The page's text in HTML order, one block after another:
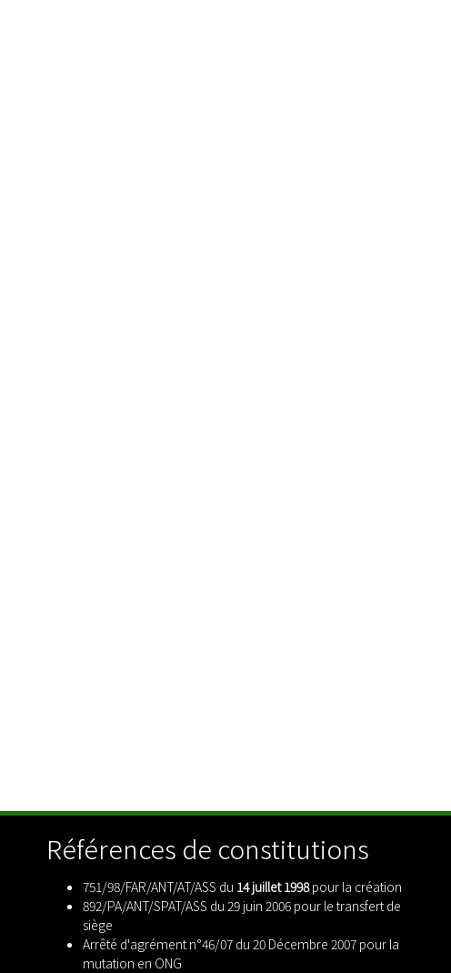
Références de constitutions
751/98/FAR/ANT/AT/ASS du 14 juillet 1998pour la création
892/PA/ANT/SPAT/ASS du 29 juin 2006 pour le transfert de
siège
Arrêté d'agrément n°46/07 du 20 Décembre 2007 pour la
mutation en ONG